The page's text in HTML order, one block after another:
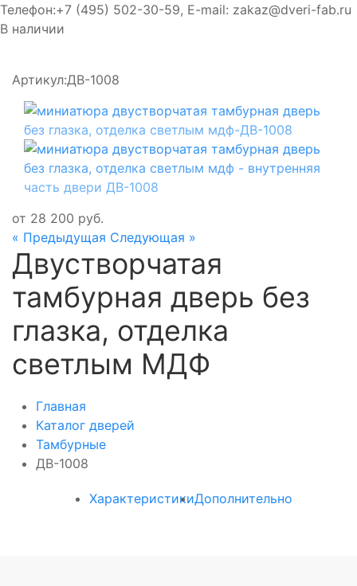
Телефон:+7 (495) 502-30-59, E-mail: zakaz@dveri-fab.ru
В наличии
Артикул:ДВ-1008
от 28 200 руб.
« Предыдущая Следующая »
Двустворчатая
тамбурная дверь без
глазка, отделка
светлым МДФ
Главная
Каталог дверей
Тамбурные
ДВ-1008
ХарактеристикиДополнительно